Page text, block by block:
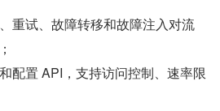
重试、故障转移和故障注入对流
配置 API，支持访问控制、速率限